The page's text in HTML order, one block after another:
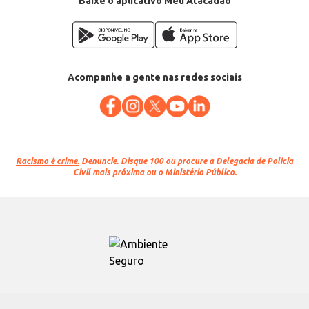
Acompanhe a gente nas redes sociais
Racismo é crime. Denuncie. Disque 100 ou procure a Delegacia de Polícia
Civil mais próxima ou o Ministério Público.